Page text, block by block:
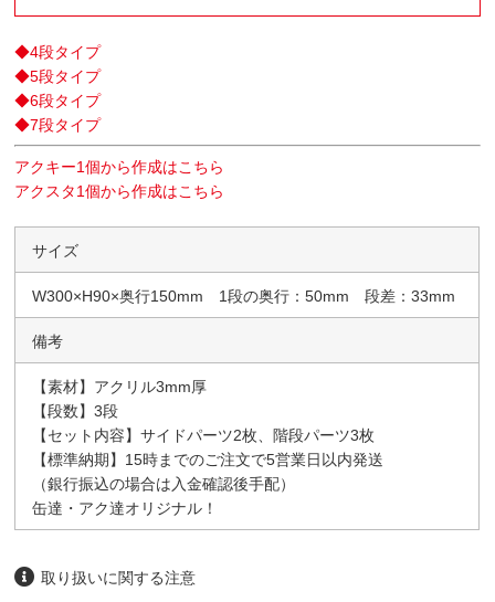
◆4段タイプ
◆5段タイプ
◆6段タイプ
◆7段タイプ
アクキー1個から作成はこちら
アクスタ1個から作成はこちら
サイズ
W300×H90×奥行150mm 1段の奥行：50mm 段差：33mm
備考
【素材】アクリル3mm厚
【段数】3段
【セット内容】サイドパーツ2枚、階段パーツ3枚
【標準納期】15時までのご注文で5営業日以内発送
（銀行振込の場合は入金確認後手配）
缶達・アク達オリジナル！
取り扱いに関する注意